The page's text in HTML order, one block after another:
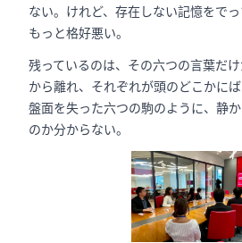
ない。けれど、存在しない記憶をでっ
もっと格好悪い。
残っているのは、その六つの言葉だ
から離れ、それぞれが頭のどこかにば
盤面を失った六つの駒のように、静
のか分からない。